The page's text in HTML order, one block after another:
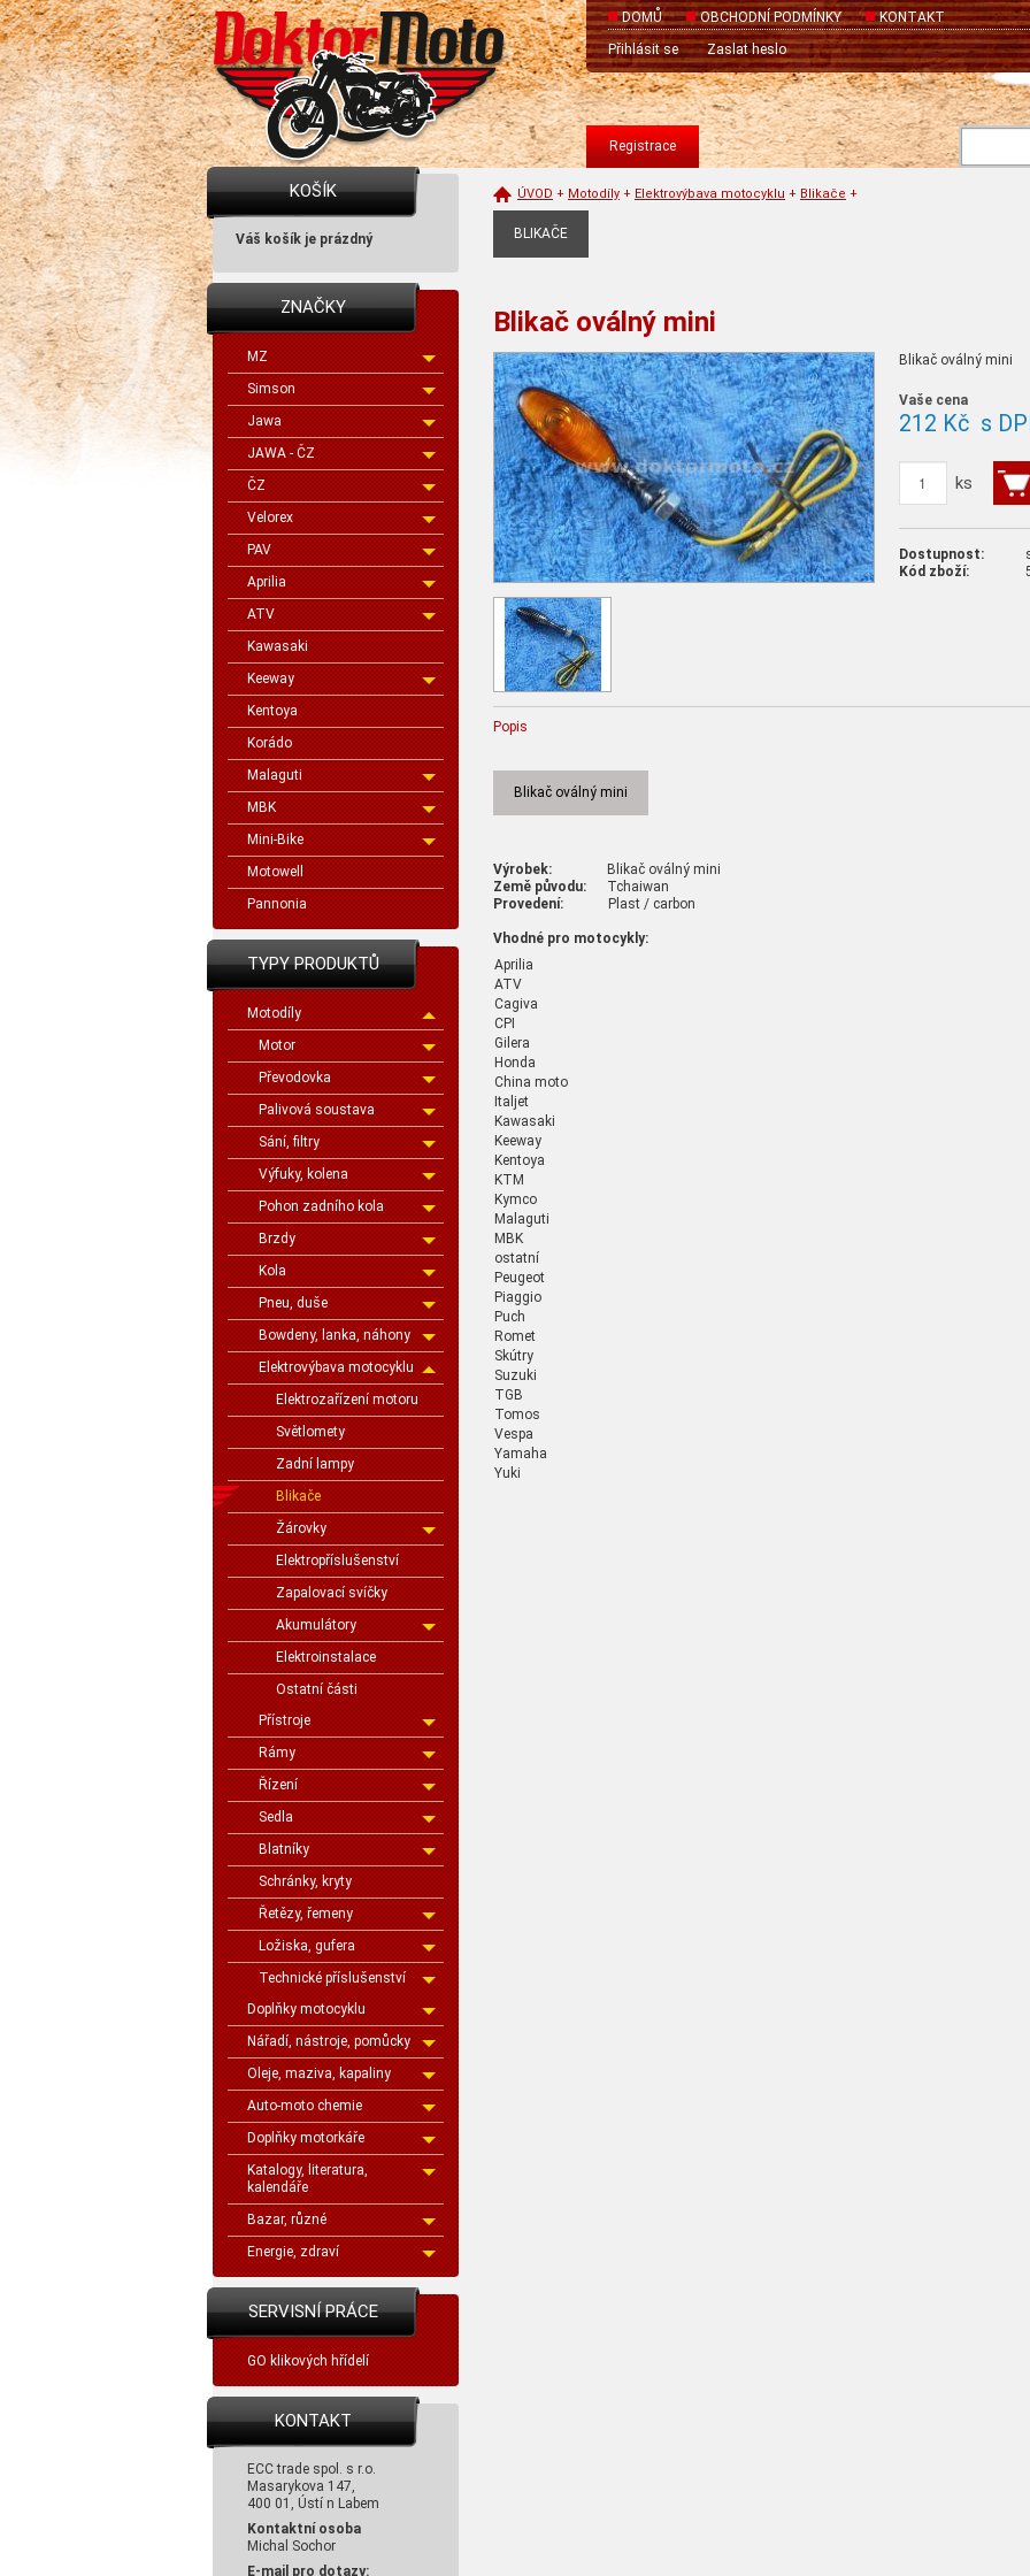
DOMŮ OBCHODNÍ PODMÍNKY
KONTAKT
Přihlásit se
Zaslat heslo
Registrace
KOŠÍK
Váš košík je prázdný
ZNAČKY
MZ
Simson
Jawa
JAWA - ČZ
ČZ
Velorex
PAV
Aprilia
ATV
Kawasaki
Keeway
Kentoya
Korádo
Malaguti
MBK
Mini-Bike
Motowell
Pannonia
TYPY PRODUKTŮ
Motodíly
Motor
Převodovka
Palivová soustava
Sání, filtry
Výfuky, kolena
Pohon zadního kola
Brzdy
Kola
Pneu, duše
Bowdeny, lanka, náhony
Elektrovýbava motocyklu
Elektrozařízení motoru
Světlomety
Zadní lampy
Blikače
Žárovky
Elektropříslušenství
Zapalovací svíčky
Akumulátory
Elektroinstalace
Ostatní části
Přístroje
Rámy
Řízení
Sedla
Blatníky
Schránky, kryty
Řetězy, řemeny
Ložiska, gufera
Technické příslušenství
Doplňky motocyklu
Nářadí, nástroje, pomůcky
Oleje, maziva, kapaliny
Auto-moto chemie
Doplňky motorkáře
Katalogy, literatura,
kalendáře
Bazar, různé
Energie, zdraví
SERVISNÍ PRÁCE
GO klikových hřídelí
KONTAKT
ECC trade spol. s r.o.
Masarykova 147,
400 01, Ústí n Labem
Kontaktní osoba
Michal Sochor
E-mail pro dotazy:
ÚVOD + Motodíly + Elektrovýbava motocyklu + Blikače +
BLIKAČE
Blikač oválný mini
Blikač oválný mini
Vaše cena
212 Kč s
ks
Dostupnost:
Kód zboží:
Popis
Blikač oválný mini
Výrobek: Blikač oválný mini
Země původu: Tchaiwan
Provedení: Plast / carbon
Vhodné pro motocykly:
Aprilia
ATV
Cagiva
CPI
Gilera
Honda
China moto
Italjet
Kawasaki
Keeway
Kentoya
KTM
Kymco
Malaguti
MBK
ostatní
Peugeot
Piaggio
Puch
Romet
Skútry
Suzuki
TGB
Tomos
Vespa
Yamaha
Yuki